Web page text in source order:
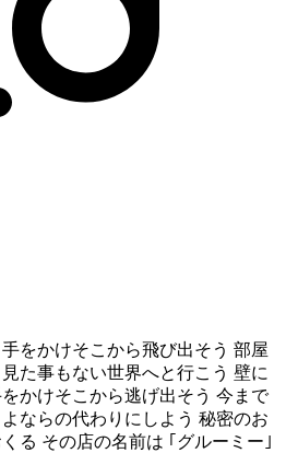
をかけそこから飛び出そう 部屋
た事もない世界へと行こう 壁に
かけそこから逃げ出そう 今まで
ならの代わりにしよう 秘密のお
る その店の名前は ｢グルーミー｣